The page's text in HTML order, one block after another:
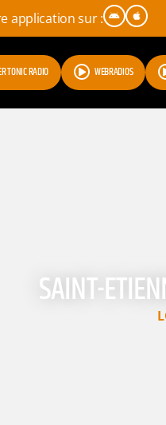
application sur :
TONIC RADIO WEBRADIOS
SAINT-